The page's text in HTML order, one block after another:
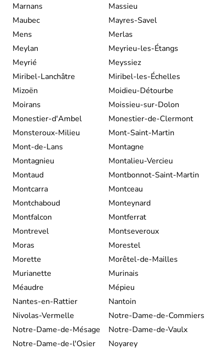
Marnans
Massieu
Maubec
Mayres-Savel
Mens
Merlas
Meylan
Meyrieu-les-Étangs
Meyrié
Meyssiez
Miribel-Lanchâtre
Miribel-les-Échelles
Mizoën
Moidieu-Détourbe
Moirans
Moissieu-sur-Dolon
Monestier-d'Ambel
Monestier-de-Clermont
Monsteroux-Milieu
Mont-Saint-Martin
Mont-de-Lans
Montagne
Montagnieu
Montalieu-Vercieu
Montaud
Montbonnot-Saint-Martin
Montcarra
Montceau
Montchaboud
Monteynard
Montfalcon
Montferrat
Montrevel
Montseveroux
Moras
Morestel
Morette
Morêtel-de-Mailles
Murianette
Murinais
Méaudre
Mépieu
Nantes-en-Rattier
Nantoin
Nivolas-Vermelle
Notre-Dame-de-Commiers
Notre-Dame-de-Mésage
Notre-Dame-de-Vaulx
Notre-Dame-de-l'Osier
Noyarey